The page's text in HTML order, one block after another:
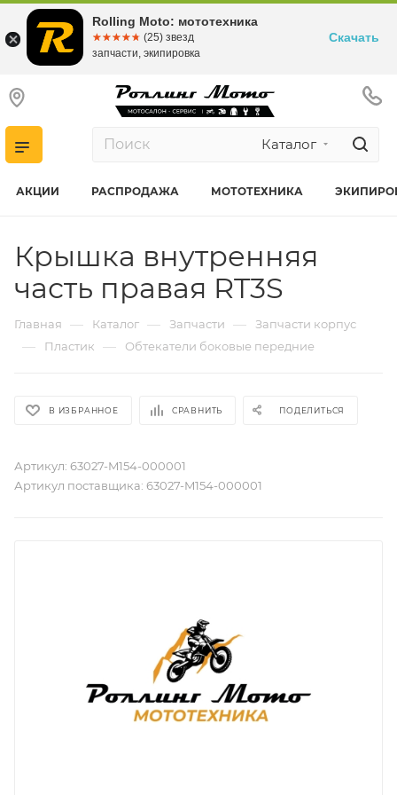
Каталог
АКЦИИ РАСПРОДАЖА МОТОТЕХНИКА
Крышка внутренняя
часть правая RT3S
Главная — Каталог — Запчасти — Запчасти корпус
— Пластик — Обтекатели боковые передние
В ИЗБРАННОЕ СРАВНИТЬ ПОДЕЛИТЬСЯ
Артикул: 63027-M154-000001
Артикул поставщика: 63027-M154-000001
Rolling Moto: мототехника
☆☆☆☆☆
★★★★★ (25) звезд
запчасти, экипировка
Скачать